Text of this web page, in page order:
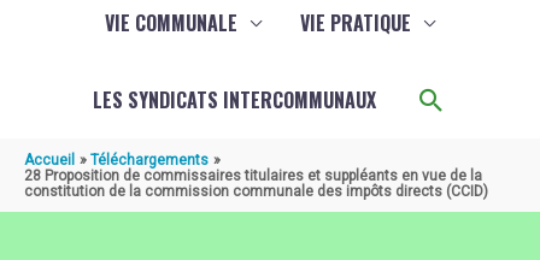
VIE COMMUNALE VIE PRATIQUE
LES SYNDICATS INTERCOMMUNAUX
Accueil
Téléchargements
28 Proposition de commissaires titulaires et suppléants en vue de la
constitution de la commission communale des impôts directs (CCID)